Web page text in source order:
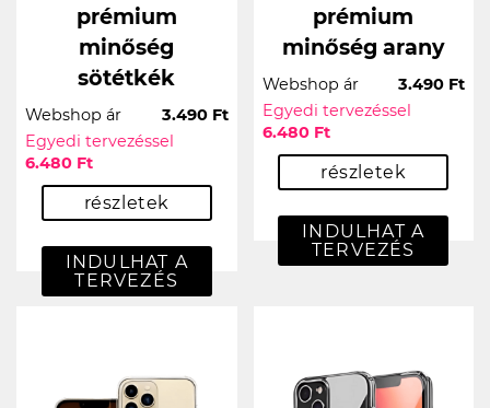
prémium
minőség
sötétkék
Webshop ár
3.490 Ft
Egyedi tervezéssel
6.480 Ft
részletek
INDULHAT A
TERVEZÉS
prémium
minőség arany
Webshop ár
3.490 Ft
Egyedi tervezéssel
6.480 Ft
részletek
INDULHAT A
TERVEZÉS